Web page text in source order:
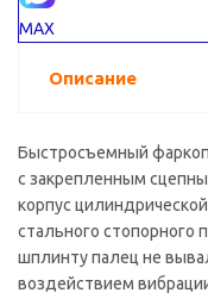
MAX
Описание
Быстросъемный
с закрепленным
корпус
стального стопорного
шплинту палец не
воздействием